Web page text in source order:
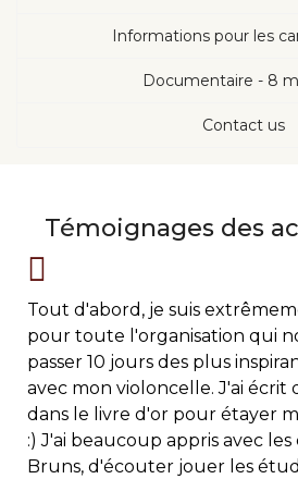
Informations pour les
Documentaire - 8
Contact us
Témoignages des
Tout d'abord, je suis
pour toute l'organisation qui
passer 10 jours des plus
avec mon violoncelle. J'ai écrit
dans le livre d'or pour étayer
:) J'ai beaucoup appris avec
Bruns, d'écouter jouer les